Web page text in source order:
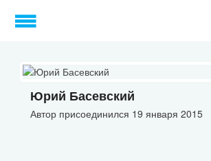
Юрий Басевский
Автор присоединился 19 января 2015